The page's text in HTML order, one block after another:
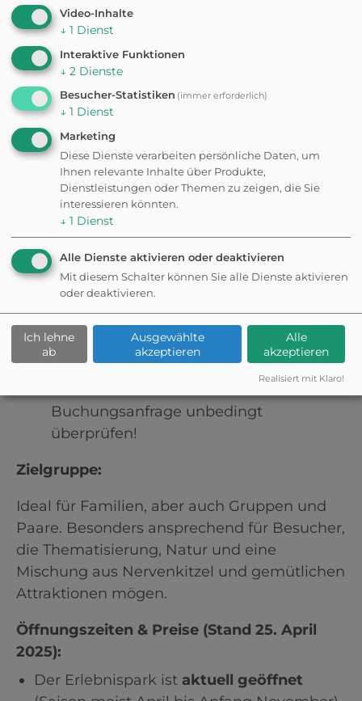
Rafting"), viele Familien- und
Kinderattraktionen, das Weinmuseum
"Vinarium".
Wildparadies:Großes Wildgehege mit
über 60 Tierarten, Flugschauen,
Fütterungen, Walderlebnispfad,
Barfußpfad, Abenteuerspielplatz.
(Ganzjährig geöffnet, Regeln für Hunde
siehe oben).
Natur-Resort:
Übernachtungsmöglichkeiten in
Baumhäusern und Schäferwagen.
Hunde im Natur-Resort:
Information sind Hunde in den
Schäferwagengegen eine Gebühr
erlaubt, in denBaumhäusernjedoch
Buchungsanfrage unbedingt
überprüfen!
Zielgruppe:
Ideal für Familien, aber auch Gruppen und
Paare. Besonders ansprechend für Besucher,
die Thematisierung, Natur und eine
Mischung aus Nervenkitzel und gemütlichen
Attraktionen mögen.
Öffnungszeiten & Preise (Stand 25. April
2025):
Der Erlebnispark ist aktuell geöffnet
Video-Inhalte
↓ 1 Dienst
Interaktive Funktionen
↓ 2 Dienste
Besucher-Statistiken (immer erforderlich)
↓ 1 Dienst
Marketing
Diese Dienste verarbeiten persönliche Daten, um
Ihnen relevante Inhalte über Produkte,
Dienstleistungen oder Themen zu zeigen, die Sie
interessieren könnten.
↓ 1 Dienst
Alle Dienste aktivieren oder deaktivieren
Mit diesem Schalter können Sie alle Dienste aktivieren
oder deaktivieren.
Ich lehne
ab
Ausgewählte
akzeptieren
Alle
akzeptieren
Realisiert mit Klaro!